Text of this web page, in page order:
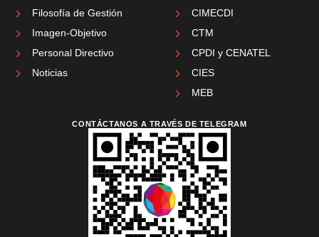
Filosofía de Gestión
Imagen-Objetivo
Personal Directivo
Noticias
CIMECDI
CTM
CPDI y CENATEL
CIES
MEB
CONTÁCTANOS A TRAVÉS DE TELEGRAM